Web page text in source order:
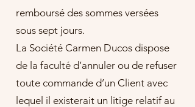
remboursé des sommes versées
sous sept jours.
La Société Carmen Ducos dispose
de la faculté d’annuler ou de refuser
toute commande d’un Client avec
lequel il existerait un litige relatif au